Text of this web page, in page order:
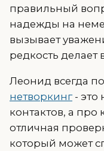
правильный
надежды на
вызывает
редкость делает
Леонид всегда
нетворкинг- это
контактов, а про
отличная
который может